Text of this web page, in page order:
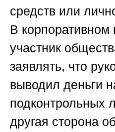
средств или
В корпоративном
участник
заявлять, что
выводил деньги
подконтрольных
другая сторона